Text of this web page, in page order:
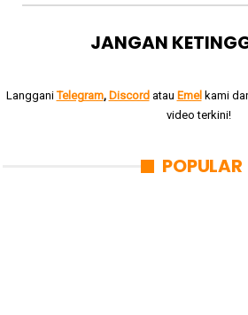
JANGAN
LangganiTelegram, Discordatau Emel kami
video terkini!
POPULAR